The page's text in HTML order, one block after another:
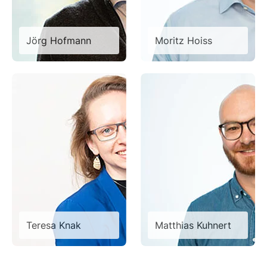
Jörg Hofmann Moritz Hoiss
Teresa Knak Matthias Kuhnert